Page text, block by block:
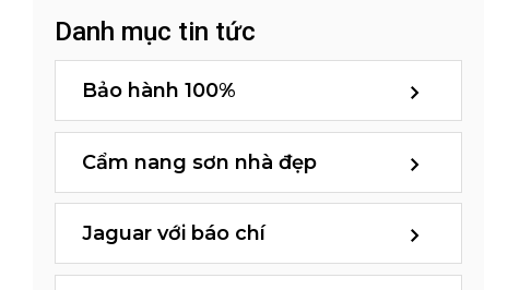
Danh mục tin tức
Bảo hành 100%
Cẩm nang sơn nhà đẹp
Jaguar với báo chí